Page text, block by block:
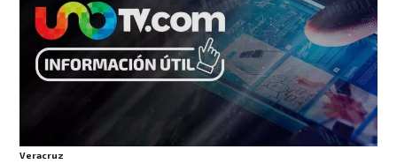
Veracruz